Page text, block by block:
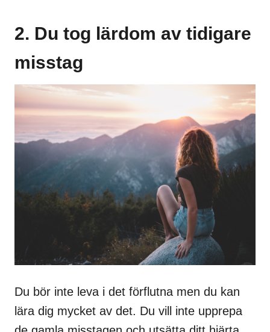
2. Du tog lärdom av tidigare
misstag
Du bör inte leva i det förflutna men du kan
lära dig mycket av det. Du vill inte upprepa